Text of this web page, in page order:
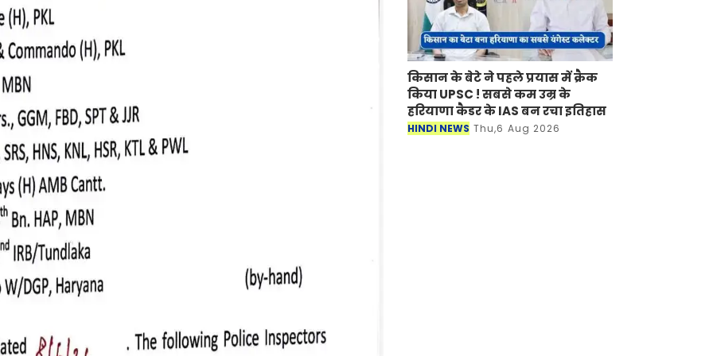
किसान के बेटे ने पहले प्रयास में क्रैक
किया UPSC ! सबसे कम उम्र के
हरियाणा कैडर के IAS बन रचा इतिहास
HINDI NEWS Thu,6 Aug 2026